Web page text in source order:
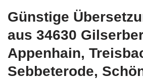
Günstige
aus 34630
Appenhain,
Sebbeterode,